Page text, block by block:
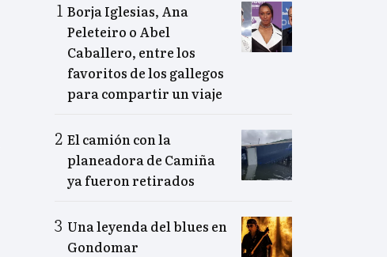
Borja Iglesias, Ana
Peleteiro o Abel
Caballero, entre los
favoritos de los gallegos
para compartir un viaje
El camión con la
planeadora de Camiña
ya fueron retirados
Una leyenda del blues en
Gondomar